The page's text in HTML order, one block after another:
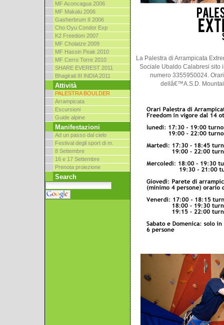
MF Aconcagua 2006
MF Makalu 2006
Gasherbrum II 2006
Cho Oyu Condor Exp
K2 Freedom 2007
MF Cholatze 2009
MF Hassin Peak 2010
MF Cerro Torre 2010
SHARE EVEREST 2011
Bhagirati III INDIA 2011
Attività
PALESTRA BOULDER
Arrampicata
Escursioni
Guide alpine
Manifestazioni
Ad un passo dal cielo
Festival degli sport di m.
8 Settembre
16 e 17 Settembre
Prenota proiezione
Search
La Palestra di Arrampicata
Sociale Ubaldo Calabresi sito
numero 3355950024.
dellâ€™A.S.D.